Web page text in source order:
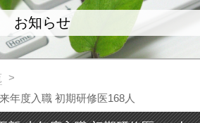
お知らせ
>
年度入職 初期研修医168人